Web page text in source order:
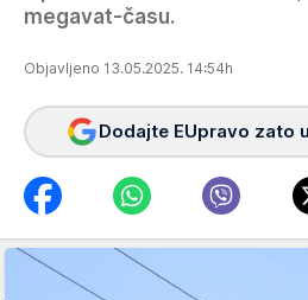
megavat-času.
Objavljeno 13.05.2025. 14:54h
Dodajte EUpravo zato